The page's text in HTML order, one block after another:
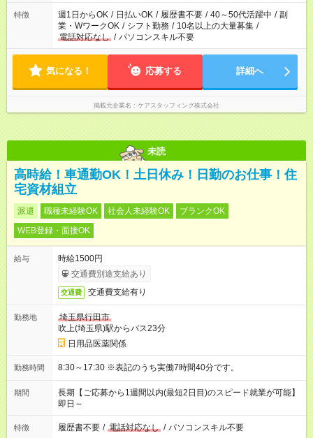
特徴 週1日からOK / 日払いOK / 履歴書不要 / 40～50代活躍中 / 副
業・WワークOK / シフト勤務 / 10名以上の大量募集 /
電話対応なし / パソコンスキル不要
気になる！ 応募する 詳細へ
掲載元企業名 ケアスタッフィング株式会社
未読
高時給！車通勤OK！土日休み！日勤のお仕事！住
宅資材組立
派遣 職種未経験OK 社会人未経験OK
ブランクOK
WEB登録・面接OK
給与
時給1500円
交通費別途支給あり
交通費 交通費支給有り
勤務地
埼玉県行田市
吹上(埼玉県)駅からバス23分
日用品医薬関係
勤務時間 8:30～17:30 ※表記のうち実働7時間40分です。
期間
長期【ご応募から1週間以内(最短2日目)のスピード就業が可能】
即日～
特徴 履歴書不要 / 電話対応なし / パソコンスキル不要